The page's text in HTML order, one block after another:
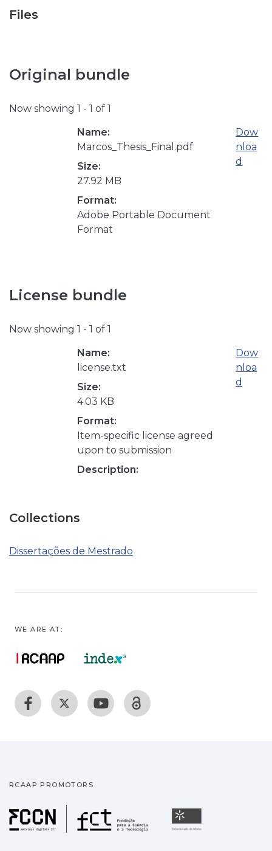
Files
Original bundle
Now showing 1 - 1 of 1
Name:
Marcos_Thesis_Final.pdf
Size:
27.92 MB
Format:
Adobe Portable Document
Format
Dow
nloa
d
License bundle
Now showing 1 - 1 of 1
Name:
license.txt
Size:
4.03 KB
Format:
Item-specific license agreed
upon to submission
Description:
Dow
nloa
d
Collections
Dissertações de Mestrado
WE ARE AT:
RCAAP PROMOTORS
Fundação para a